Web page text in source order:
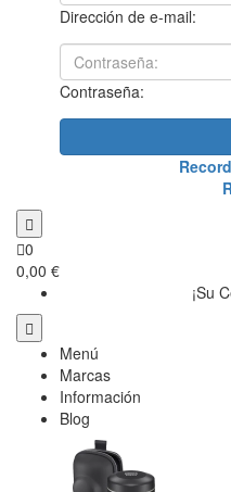
Dirección de e-mail:
Contraseña:
0
0,00 €
¡Su
Menú
Marcas
Información
Blog